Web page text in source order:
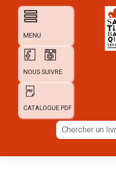
MENU
NOUS SUIVRE
CATALOGUE PDF
Chercher
un